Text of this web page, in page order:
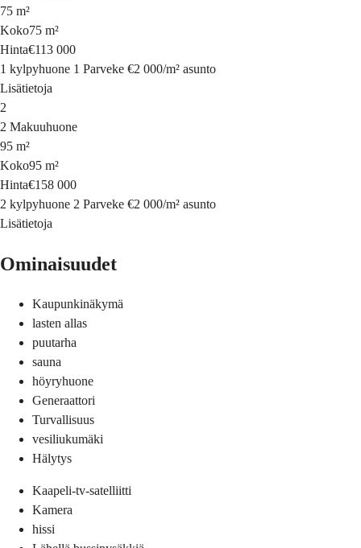
75 m²
Koko75 m²
Hinta€113 000
1 kylpyhuone 1 Parveke €2 000/m² asunto
Lisätietoja
2
2 Makuuhuone
95 m²
Koko95 m²
Hinta€158 000
2 kylpyhuone 2 Parveke €2 000/m² asunto
Lisätietoja
Ominaisuudet
Kaupunkinäkymä
lasten allas
puutarha
sauna
höyryhuone
Generaattori
Turvallisuus
vesiliukumäki
Hälytys
Kaapeli-tv-satelliitti
Kamera
hissi